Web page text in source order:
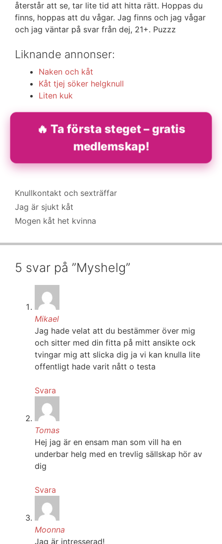
återstår att se, tar lite tid att hitta rätt. Hoppas du
finns, hoppas att du vågar. Jag finns och jag vågar
och jag väntar på svar från dej, 21+. Puzzz
Liknande annonser:
Naken och kåt
Kåt tjej söker helgknull
Liten kuk
🔥 Ta första steget – gratis
medlemskap!
Kategorier
Knullkontakt och sexträffar
Jag är sjukt kåt
Mogen kåt het kvinna
5 svar på ”Myshelg”
Mikael
Jag hade velat att du bestämmer över mig
och sitter med din fitta på mitt ansikte ock
tvingar mig att slicka dig ja vi kan knulla lite
offentligt hade varit nått o testa
Svara
Tomas
Hej jag är en ensam man som vill ha en
underbar helg med en trevlig sällskap hör av
dig
Svara
Moonna
Jag är intresserad!